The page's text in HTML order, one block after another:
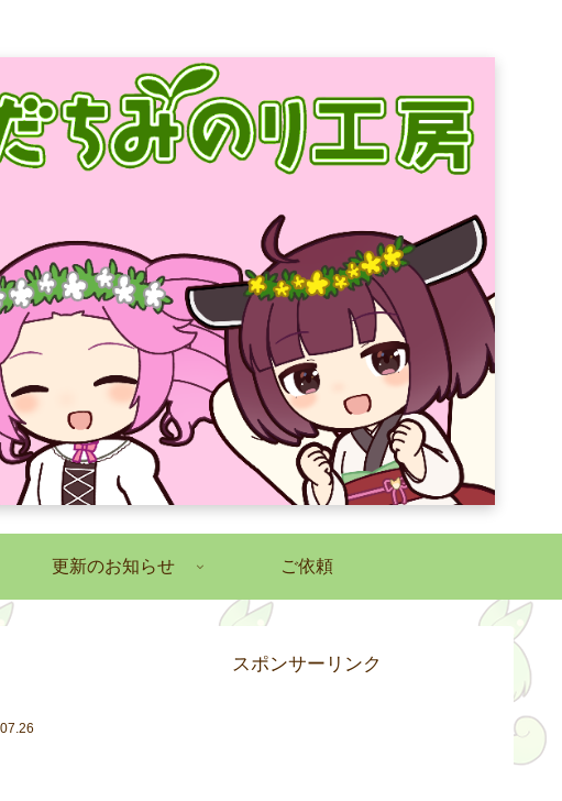
更新のお知らせ ご依頼
スポンサーリンク